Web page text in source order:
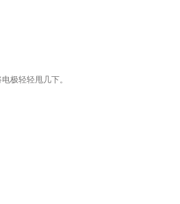
极轻轻甩几下。